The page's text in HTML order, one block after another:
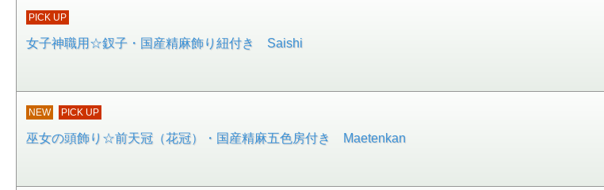
PICK UP
女子神職用☆釵子・国産精麻飾り紐付き Saishi
NEW PICK UP
巫女の頭飾り☆前天冠（花冠）・国産精麻五色房付き Maetenkan